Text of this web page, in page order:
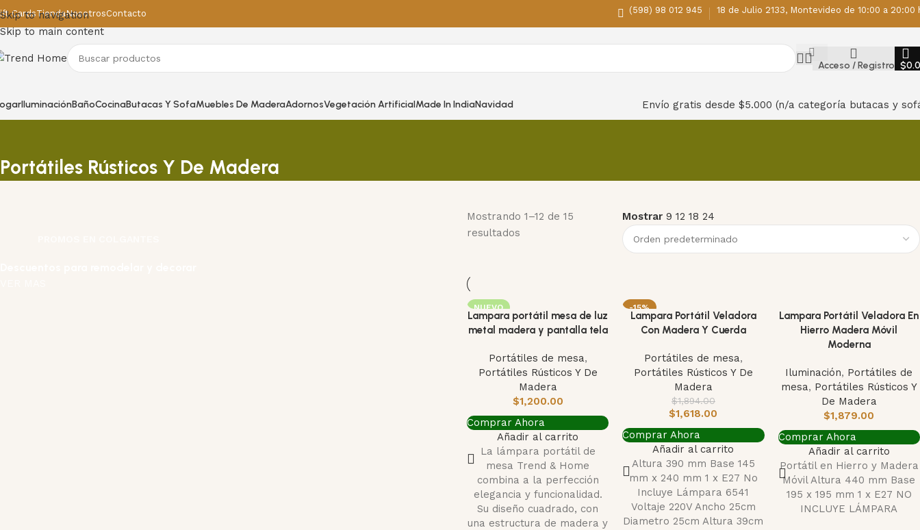
Skip to navigation
Skip to main content
CardsTiendaNosotrosContacto (598) 98 012 945 18 de Julio 2133, Montevideo de 10:00 a 20:00
Acceso / Registro $
IluminaciónBañoCocinaButacas Y SofaMuebles De MaderaAdornosVegetación ArtificialMade In IndiaNavidad Envío gratis desde $5.000 (n/a categoría butacas y
Portátiles Rústicos Y De Madera
Mostrando 1–12 de 15
resultados
Mostrar9121824
NUEVO
Lampara portátil mesa de luz
metal madera y pantalla tela
Portátiles de mesa,
Portátiles Rústicos Y De
Madera
$1,200.00
Comprar Ahora
Añadir al carrito
La lámpara portátil de
mesa Trend & Home
combina a la perfección
elegancia y funcionalidad.
Su diseño cuadrado, con
una estructura de madera y
-15%
Lampara Portátil Veladora
Con Madera Y Cuerda
Portátiles de mesa,
Portátiles Rústicos Y De
Madera
$1,894.00
$1,618.00
Comprar Ahora
Añadir al carrito
Altura 390 mm Base 145
mm x 240 mm 1 x E27 No
Incluye Lámpara 6541
Voltaje 220V Ancho 25cm
Diametro 25cm Altura 39cm
Lampara Portátil Veladora En
Hierro Madera Móvil
Moderna
Iluminación, Portátiles de
mesa, Portátiles Rústicos Y
De Madera
$1,879.00
Comprar Ahora
Añadir al carrito
Portátil en Hierro y Madera
Móvil Altura 440 mm Base
195 x 195 mm 1 x E27 NO
INCLUYE LÁMPARA